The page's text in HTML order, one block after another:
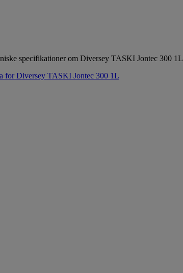
specifikationer om Diversey TASKI Jontec 300 1L
for Diversey TASKI Jontec 300 1L